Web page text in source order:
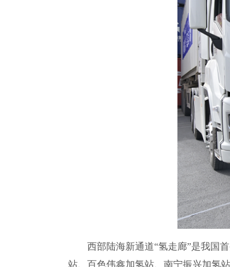
西部陆海新通道“氢走廊”是我国首
站、百色伟鑫加氢站、南宁振兴加氢